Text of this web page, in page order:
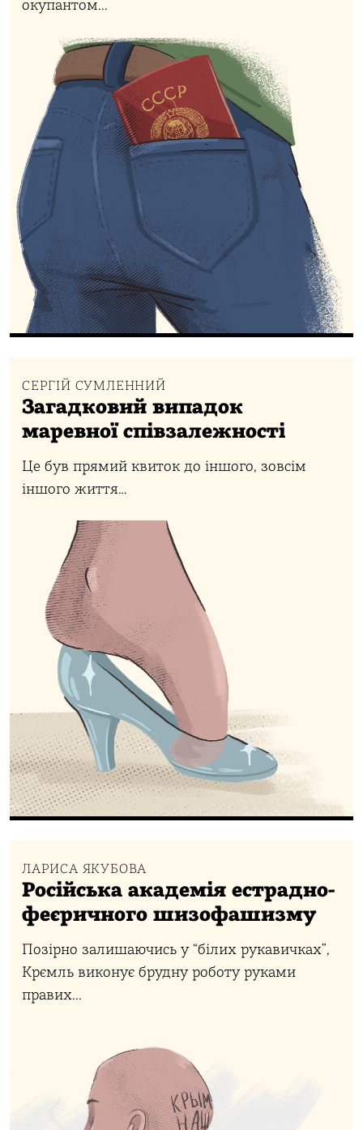
окупантом...
СЕРГІЙ СУМЛЕННИЙ
Загадковий випадок
маревної співзалежності
Це був прямий квиток до іншого, зовсім
іншого життя…
ЛАРИСА ЯКУБОВА
Російська академія естрадно-
феєричного шизофашизму
Позірно залишаючись у “білих рукавичках”,
Крємль виконує брудну роботу руками
правих...